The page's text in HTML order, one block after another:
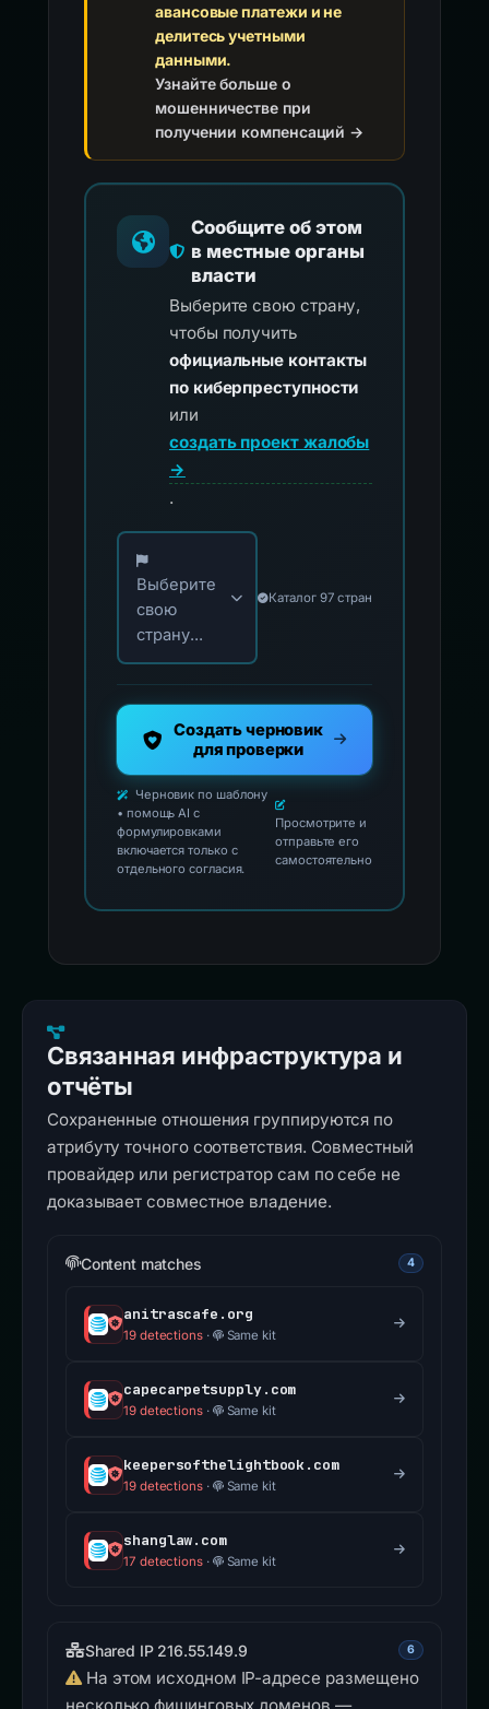
авансовые платежи и не
делитесь учетными
данными.
Узнайте больше о
мошенничестве при
получении компенсаций →
Сообщите об этом
в местные органы
власти
Выберите свою страну,
чтобы получить
официальные контакты
по киберпреступности
или
создать проект жалобы
→
.
Выберите свою страну для официальных
Выберите
свою
страну...
Каталог 97 стран
Создать черновик
для проверки
Черновик по шаблону
• помощь AI с
формулировками
включается только с
отдельного согласия.
Просмотрите и
отправьте его
самостоятельно
Связанная инфраструктура и
отчёты
Сохраненные отношения группируются по
атрибуту точного соответствия. Совместный
провайдер или регистратор сам по себе не
доказывает совместное владение.
Content matches 4
anitrascafe.org
19 detections· Same kit
capecarpetsupply.com
19 detections· Same kit
keepersofthelightbook.com
19 detections· Same kit
shanglaw.com
17 detections· Same kit
Shared IP 216.55.149.9 6
На этом исходном IP-адресе размещено